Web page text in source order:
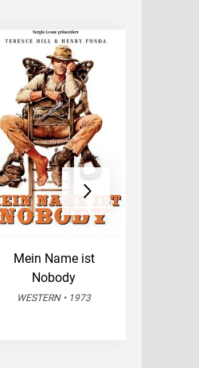
Mein Name ist
Nobody
WESTERN • 1973